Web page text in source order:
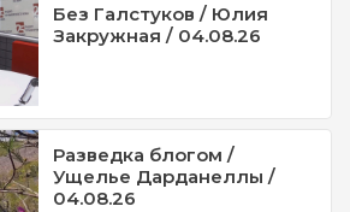
Без Галстуков / Юлия
Закружная / 04.08.26
Разведка блогом /
Ущелье Дарданеллы /
04.08.26